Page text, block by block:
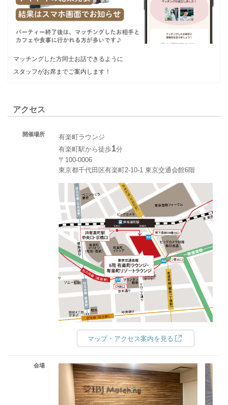
マッチングした方同士お話できるように
スタッフがお席までご案内します！
アクセス
開催場所
有楽町ラウンジ
有楽町駅から徒歩1分
〒100-0006
東京都千代田区有楽町2-10-1 東京交通会館6階
マップ・アクセス案内を見る
会場